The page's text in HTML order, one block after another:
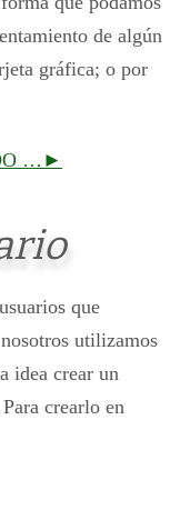
de algún
gráfica; o por
…►
que
utilizamos
idea crear un
crearlo en